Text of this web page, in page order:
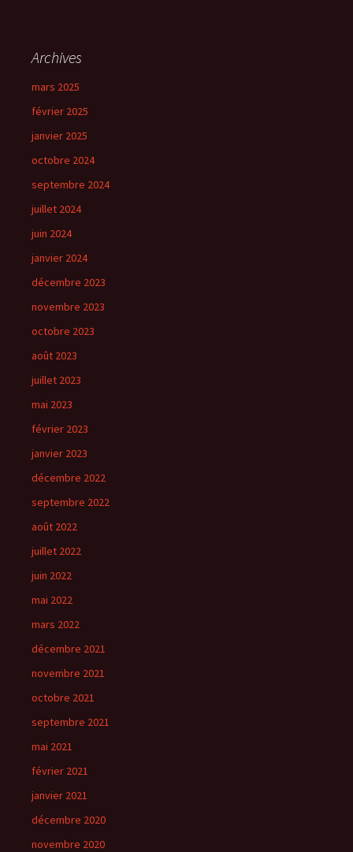
Archives
mars 2025
février 2025
janvier 2025
octobre 2024
septembre 2024
juillet 2024
juin 2024
janvier 2024
décembre 2023
novembre 2023
octobre 2023
août 2023
juillet 2023
mai 2023
février 2023
janvier 2023
décembre 2022
septembre 2022
août 2022
juillet 2022
juin 2022
mai 2022
mars 2022
décembre 2021
novembre 2021
octobre 2021
septembre 2021
mai 2021
février 2021
janvier 2021
décembre 2020
novembre 2020